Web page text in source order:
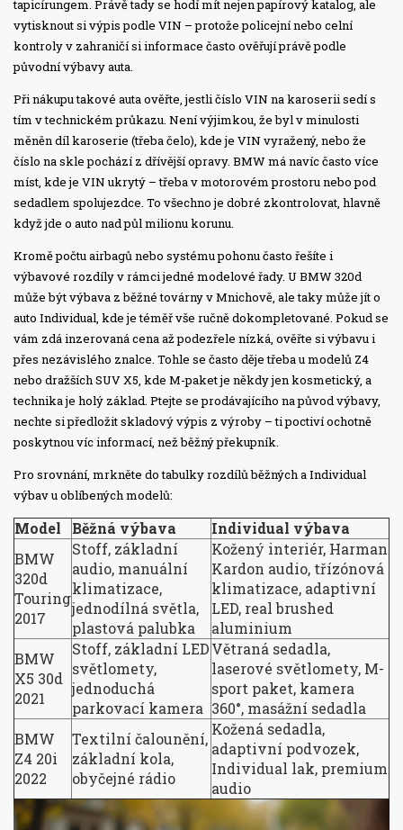
tapicírungem. Právě tady se hodí mít nejen papírový katalog, ale
vytisknout si výpis podle VIN – protože policejní nebo celní
kontroly v zahraničí si informace často ověřují právě podle
původní výbavy auta.
Při nákupu takové auta ověřte, jestli číslo VIN na karoserii sedí s
tím v technickém průkazu. Není výjimkou, že byl v minulosti
měněn díl karoserie (třeba čelo), kde je VIN vyražený, nebo že
číslo na skle pochází z dřívější opravy. BMW má navíc často více
míst, kde je VIN ukrytý – třeba v motorovém prostoru nebo pod
sedadlem spolujezdce. To všechno je dobré zkontrolovat, hlavně
když jde o auto nad půl milionu korunu.
Kromě počtu airbagů nebo systému pohonu často řešíte i
výbavové rozdíly v rámci jedné modelové řady. U BMW 320d
může být výbava z běžné továrny v Mnichově, ale taky může jít o
auto Individual, kde je téměř vše ručně dokompletované. Pokud se
vám zdá inzerovaná cena až podezřele nízká, ověřte si výbavu i
přes nezávislého znalce. Tohle se často děje třeba u modelů Z4
nebo dražších SUV X5, kde M-paket je někdy jen kosmetický, a
technika je holý základ. Ptejte se prodávajícího na původ výbavy,
nechte si předložit skladový výpis z výroby – ti poctiví ochotně
poskytnou víc informací, než běžný překupník.
Pro srovnání, mrkněte do tabulky rozdílů běžných a Individual
výbav u oblíbených modelů:
Model Běžná výbava
Individual výbava
BMW
320d
Touring
2017
Stoff, základní
audio, manuální
klimatizace,
jednodílná světla,
plastová palubka
Kožený interiér, Harman
Kardon audio, třízónová
klimatizace, adaptivní
LED, real brushed
aluminium
BMW
X5 30d
2021
Stoff, základní LED
světlomety,
jednoduchá
parkovací kamera
Větraná sedadla,
laserové světlomety, M-
sport paket, kamera
360°, masážní sedadla
BMW
Z4 20i
2022
Textilní čalounění,
základní kola,
obyčejné rádio
Kožená sedadla,
adaptivní podvozek,
Individual lak, premium
audio